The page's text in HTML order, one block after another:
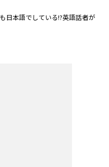
日本語でしている!?英語話者が